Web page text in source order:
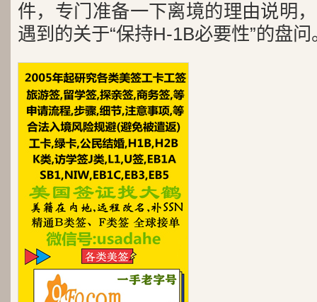
件，专门准备一下离境的理由说明
遇到的关于“保持H-1B必要性”的盘问